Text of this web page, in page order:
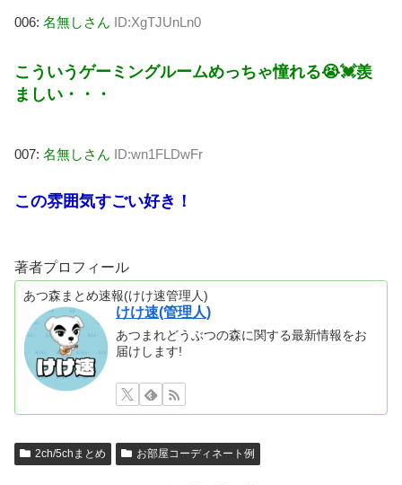
006: 名無しさん ID:XgTJUnLn0
こういうゲーミングルームめっちゃ憧れる😭💓羨
ましい・・・
007: 名無しさん ID:wn1FLDwFr
この雰囲気すごい好き！
著者プロフィール
あつ森まとめ速報(けけ速管理人)
けけ速(管理人)
あつまれどうぶつの森に関する最新情報をお
届けします!
2ch/5chまとめ お部屋コーディネート例